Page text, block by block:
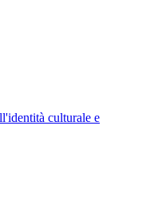
culturale e